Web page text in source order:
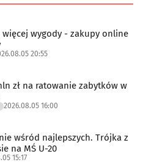
więcej wygody - zakupy online
20:55
zł na ratowanie zabytków w
2026.08.05 16:00
wśród najlepszych. Trójka z
na MŚ U-20
15:17